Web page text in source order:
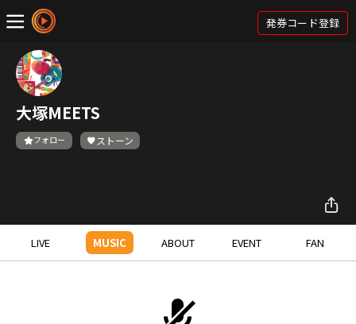
発券コード登録
大塚MEETS
フォロー ストーン
LIVE MUSIC ABOUT EVENT FAN